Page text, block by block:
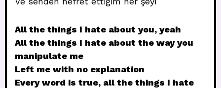
All the things I hate about you, yeah
All the things I hate about the way you
manipulate me
Left me with no explanation
Every word is true, all the things I hate